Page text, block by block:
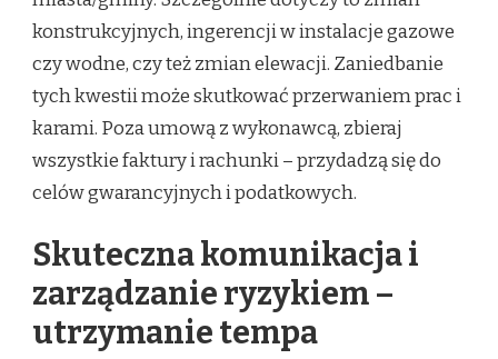
konstrukcyjnych, ingerencji w instalacje gazowe
czy wodne, czy też zmian elewacji. Zaniedbanie
tych kwestii może skutkować przerwaniem prac i
karami. Poza umową z wykonawcą, zbieraj
wszystkie faktury i rachunki – przydadzą się do
celów gwarancyjnych i podatkowych.
Skuteczna komunikacja i
zarządzanie ryzykiem –
utrzymanie tempa